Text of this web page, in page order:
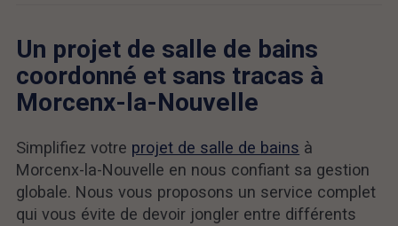
Un projet de salle de bains
coordonné et sans tracas à
Morcenx-la-Nouvelle
Simplifiez votre projet de salle de bains à
Morcenx-la-Nouvelle en nous confiant sa gestion
globale. Nous vous proposons un service complet
qui vous évite de devoir jongler entre différents